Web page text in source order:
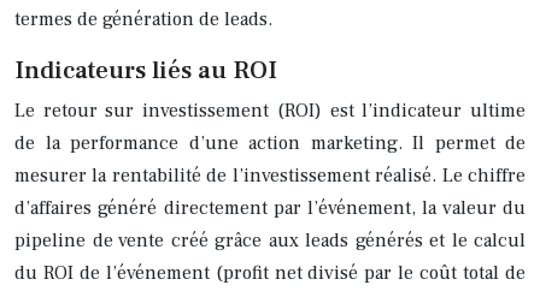
termes de génération de leads.
Indicateurs liés au ROI
Le retour sur investissement (ROI) est l’indicateur ultime
de la performance d’une action marketing. Il permet de
mesurer la rentabilité de l’investissement réalisé. Le chiffre
d’affaires généré directement par l’événement, la valeur du
pipeline de vente créé grâce aux leads générés et le calcul
du ROI de l’événement (profit net divisé par le coût total de